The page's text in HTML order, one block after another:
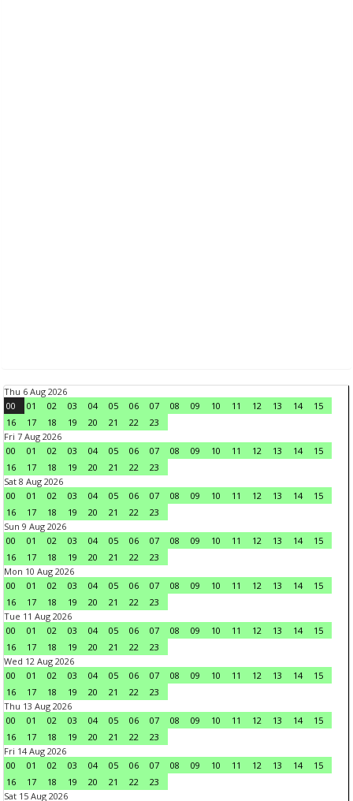
Thu 6 Aug 2026
00
01 02 03 04 05 06 07 08 09 10 11 12 13 14
15
16
17 18 19 20 21 22
23
Fri 7 Aug 2026
00
01 02 03 04 05 06 07 08 09 10 11 12 13 14
15
16
17 18 19 20 21 22
23
Sat 8 Aug 2026
00
01 02 03 04 05 06 07 08 09 10 11 12 13 14
15
16
17 18 19 20 21 22
23
Sun 9 Aug 2026
00
01 02 03 04 05 06 07 08 09 10 11 12 13 14
15
16
17 18 19 20 21 22
23
Mon 10 Aug 2026
00
01 02 03 04 05 06 07 08 09 10 11 12 13 14
15
16
17 18 19 20 21 22
23
Tue 11 Aug 2026
00
01 02 03 04 05 06 07 08 09 10 11 12 13 14
15
16
17 18 19 20 21 22
23
Wed 12 Aug 2026
00
01 02 03 04 05 06 07 08 09 10 11 12 13 14
15
16
17 18 19 20 21 22
23
Thu 13 Aug 2026
00
01 02 03 04 05 06 07 08 09 10 11 12 13 14
15
16
17 18 19 20 21 22
23
Fri 14 Aug 2026
00
01 02 03 04 05 06 07 08 09 10 11 12 13 14
15
16
17 18 19 20 21 22
23
Sat 15 Aug 2026